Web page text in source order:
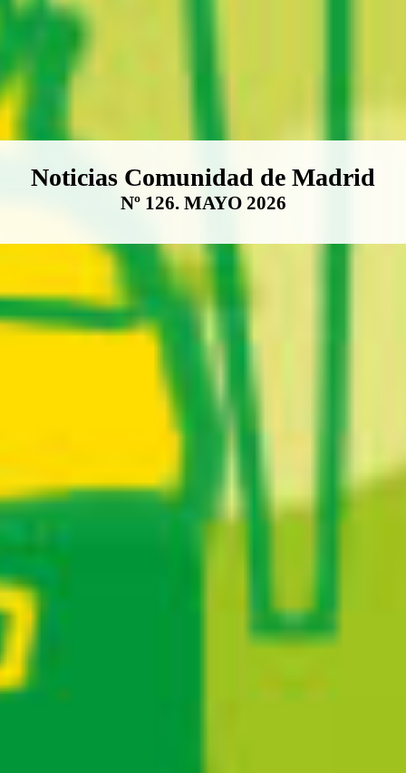
Boletín Noticias Comunidad de
Noticias Comunidad de Madrid
Nº 126. MAYO 2026